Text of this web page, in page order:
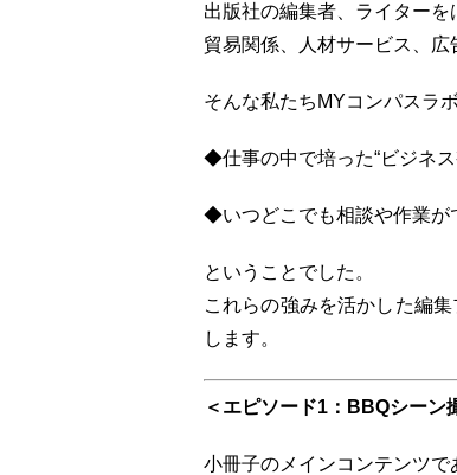
出版社の編集者、ライターを
貿易関係、人材サービス、広
そんな私たちMYコンパスラ
◆仕事の中で培った“ビジネス
◆いつどこでも相談や作業が
ということでした。
これらの強みを活かした編
します。
＜エピソード1：BBQシーン
小冊子のメインコンテンツで